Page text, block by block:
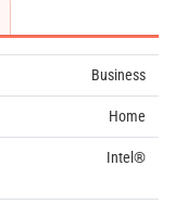
Business
Home
Intel®